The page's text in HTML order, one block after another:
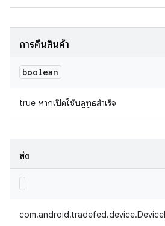
การคืนสินค้า
boolean
true หากเปิดใช้บลูทูธสำเร็จ
ส่ง